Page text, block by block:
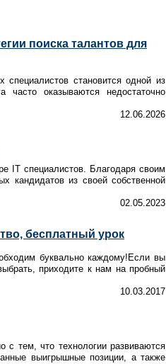
поиска талантов для
специалистов становится одной из
оказываются недостаточно
12.06.2026
IT специалистов. Благодаря своим
кандидатов из своей собственной
02.05.2023
бесплатный урок
буквально каждому!Если вы
приходите к нам на пробный
10.03.2017
с тем, что технологии развиваются
выигрышные позиции, а также